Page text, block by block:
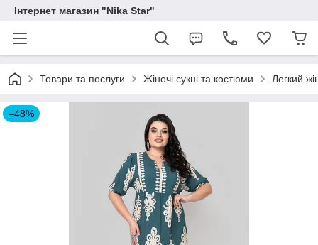
Інтернет магазин "Nika Star"
Товари та послуги Жіночі сукні та костюми Легкий
–48%